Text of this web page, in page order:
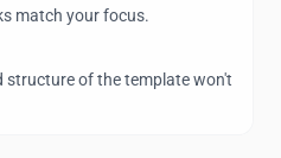
match your focus.
structure of the template won't